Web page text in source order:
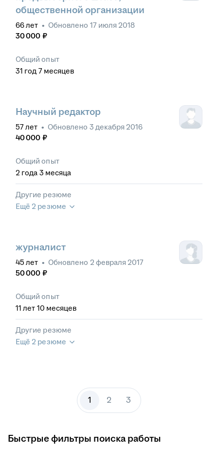
общественной организации
66лет • Обновлено 17 июля 2018
30 000 ₽
Общий опыт
31 год 7 месяцев
Научный редактор
57лет • Обновлено 3 декабря 2016
40 000 ₽
Общий опыт
2 года 3 месяца
Другие резюме
Ещё 2 резюме
журналист
45 лет • Обновлено 2 февраля 2017
50 000 ₽
Общий опыт
11 лет 10 месяцев
Другие резюме
Ещё 2 резюме
1 2 3
Быстрые фильтры поиска работы